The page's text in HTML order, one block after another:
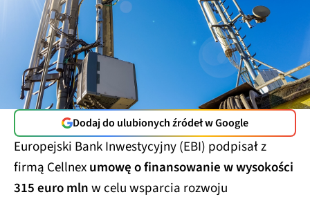
Dodaj do ulubionych źródeł w Google
Europejski Bank Inwestycyjny (EBI) podpisał z
firmą Cellnexumowę o finansowanie w wysokości
315 euro mlnw celu wsparcia rozwoju